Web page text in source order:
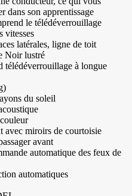
dans son apprentissage
le télédéverrouillage
vitesses
latérales, ligne de toit
Noir lustré
télédéverrouillage à longue
du soleil
avec miroirs de courtoisie
avant
automatique des feux de
automatiques